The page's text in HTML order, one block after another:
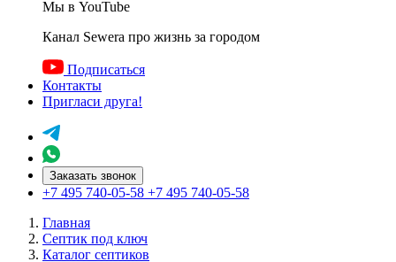
Мы в YouTube
Канал Sewera про жизнь за городом
Подписаться
Контакты
Пригласи друга!
Заказать звонок
+7 495 740-05-58 +7 495 740-05-58
Главная
Септик под ключ
Каталог септиков